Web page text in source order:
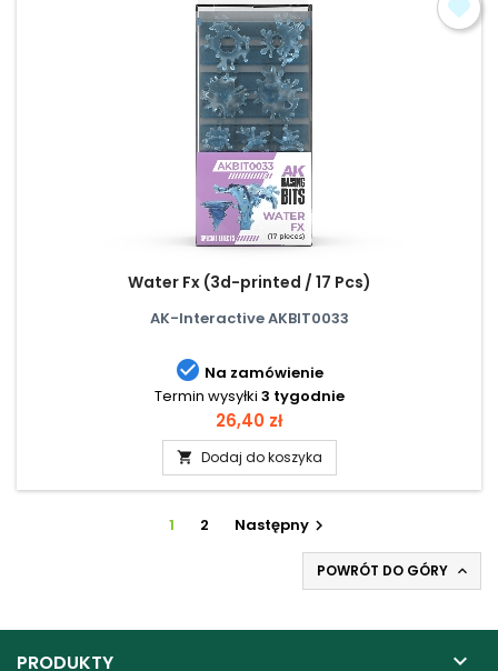
Water Fx (3d-printed / 17 Pcs)
AK-Interactive AKBIT0033
 Na zamówienie
Termin wysyłki 3 tygodnie
Cena
26,40 zł
 Dodaj do koszyka
1 2 Następny 
POWRÓT DO GÓRY 
PRODUKTY 